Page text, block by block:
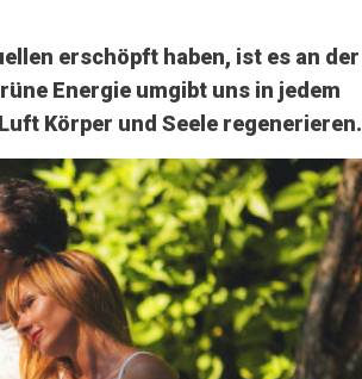
erschöpft haben, ist es an der
Energie umgibt uns in jedem
Körper und Seele regenerieren.